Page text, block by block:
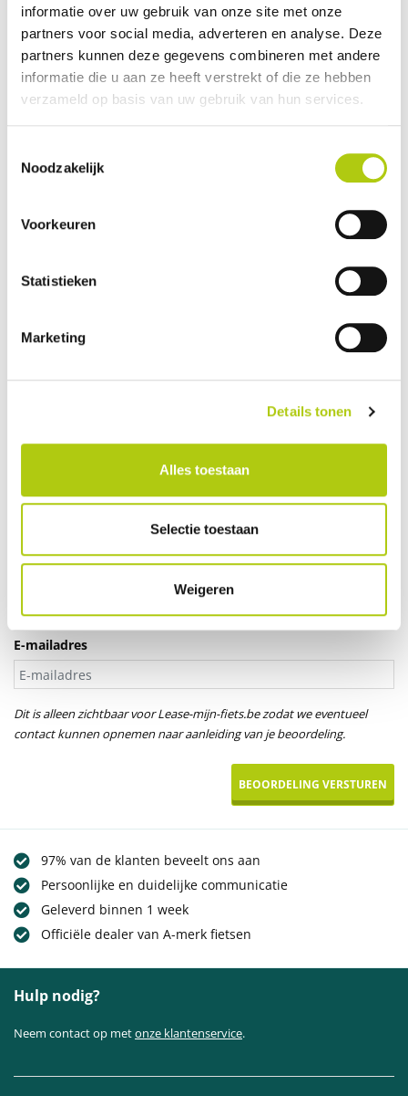
informatie over uw gebruik van onze site met onze
partners voor social media, adverteren en analyse. Deze
partners kunnen deze gegevens combineren met andere
informatie die u aan ze heeft verstrekt of die ze hebben
verzameld op basis van uw gebruik van hun services.
Noodzakelijk
Voorkeuren
Statistieken
Marketing
Details tonen
Alles toestaan
Selectie toestaan
Weigeren
Plus- en minpunten
Wat vind je van de scooter?
Je gegevens
Aanspreektitel *
Uw naam
E-mailadres
Dit is alleen zichtbaar voor Lease-mijn-fiets.be zodat we eventueel
contact kunnen opnemen naar aanleiding van je beoordeling.
97% van de klanten beveelt ons aan
Persoonlijke en duidelijke communicatie
Geleverd binnen 1 week
Officiële dealer van A-merk fietsen
Hulp nodig?
Neem contact op metonze klantenservice.